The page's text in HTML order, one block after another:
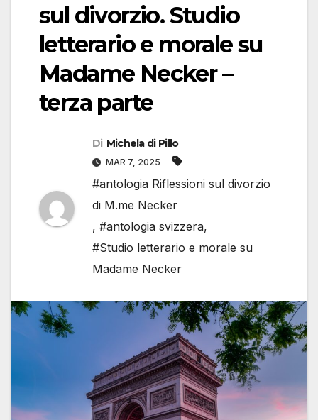
sul divorzio. Studio
letterario e morale su
Madame Necker –
terza parte
Di Michela di Pillo
MAR 7, 2025
#antologia Riflessioni sul divorzio
di M.me Necker
, #antologia svizzera,
#Studio letterario e morale su
Madame Necker